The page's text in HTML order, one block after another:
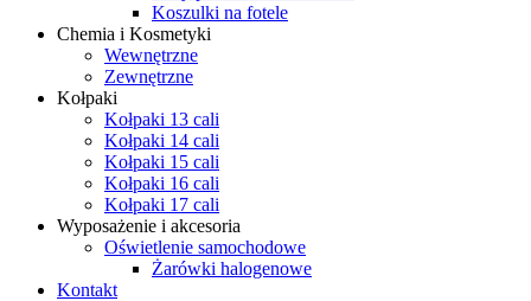
Koszulki na fotele
Chemia i Kosmetyki
Wewnętrzne
Zewnętrzne
Kołpaki
Kołpaki 13 cali
Kołpaki 14 cali
Kołpaki 15 cali
Kołpaki 16 cali
Kołpaki 17 cali
Wyposażenie i akcesoria
Oświetlenie samochodowe
Żarówki halogenowe
Kontakt